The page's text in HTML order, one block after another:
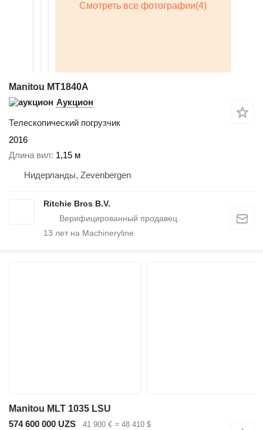
Manitou MT1840A
Аукцион
Телескопический погрузчик
2016
Длина вил 1,15 м
Нидерланды, Zevenbergen
Ritchie Bros B.V.
13 лет на Machineryline
Manitou MLT 1035 LSU
574 600 000 UZS
41 900 € ≈ 48 410 $